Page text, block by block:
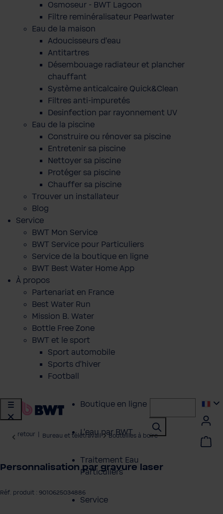
Osmoseur - BWT Lagoon
Filtre reminéralisateur Pearlwater
Eau de la maison
Adoucisseurs d'eau
Antitartres
Désembouage radiateur et plancher
chauffant
Système anticalcaire Quick&Clean
Filtres anti-impuretés
Desinfection par rayonnement UV
Eau de la piscine
Construire ou rénover sa piscine
Entretenir sa piscine
Nettoyer sa piscine
Protéger sa piscine
Chauffer sa piscine
Trouver un installateur
Blog
Service
BWT Mon Service
BWT Service pour Particuliers
Service de la boutique en ligne
BWT Best Water Home App
À propos
Partenariat en France
Best Water Run
Mission B. Water
Bottle Free Zone
BWT et le sport
Sport automobile
Sports d'hiver
Football
Boutique en ligne
L'eau par BWT
Traitement Eau
Particuliers
Service
retour Bureau et télétravail Bouteilles à boire
Personnalisation par gravure laser
Réf. produit : 9010625034886